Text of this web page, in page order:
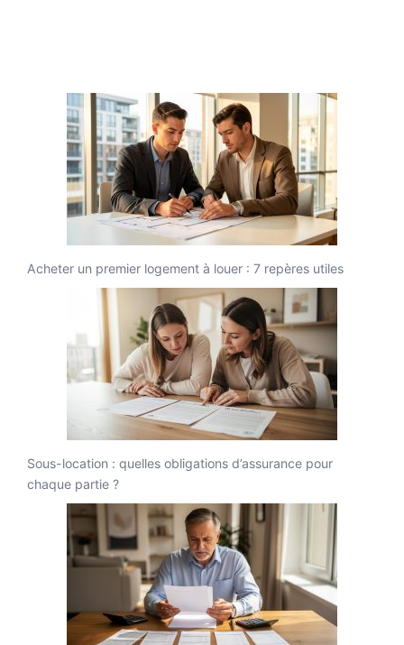
Acheter un premier logement à louer : 7 repères utiles
Sous-location : quelles obligations d’assurance pour
chaque partie ?